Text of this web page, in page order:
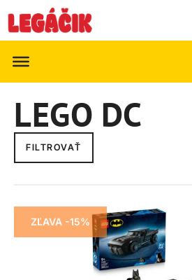
LEGO DC
FILTROVAŤ
ZĽAVA -15%